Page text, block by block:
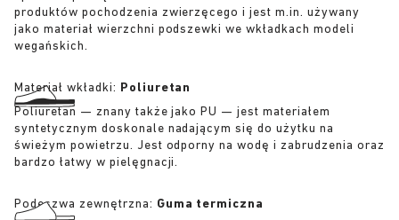
produktów pochodzenia zwierzęcego i jest m.in. używany
jako materiał wierzchni podszewki we wkładkach modeli
wegańskich.
Materiał wkładki: Poliuretan
Poliuretan — znany także jako PU — jest materiałem
syntetycznym doskonale nadającym się do użytku na
świeżym powietrzu. Jest odporny na wodę i zabrudzenia oraz
bardzo łatwy w pielęgnacji.
Podeszwa zewnętrzna: Guma termiczna